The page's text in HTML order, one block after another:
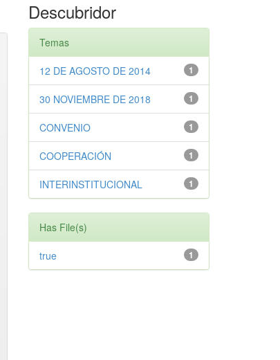
Descubridor
Temas
1
12 DE AGOSTO DE 2014
1
30 NOVIEMBRE DE 2018
1
CONVENIO
1
COOPERACIÓN
1
INTERINSTITUCIONAL
Has File(s)
1
true